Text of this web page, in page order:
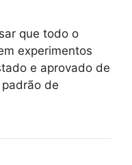
que todo o
experimentos
e aprovado de
de